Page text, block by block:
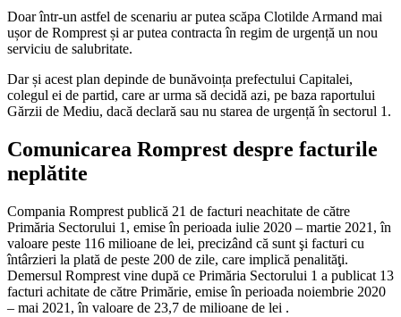
Doar într-un astfel de scenariu ar putea scăpa Clotilde Armand mai
ușor de Romprest și ar putea contracta în regim de urgență un nou
serviciu de salubritate.
Dar și acest plan depinde de bunăvoința prefectului Capitalei,
colegul ei de partid, care ar urma să decidă azi, pe baza raportului
Gărzii de Mediu, dacă declară sau nu starea de urgență în sectorul 1.
Comunicarea Romprest despre facturile
neplătite
Compania Romprest publică 21 de facturi neachitate de către
Primăria Sectorului 1, emise în perioada iulie 2020 – martie 2021, în
valoare peste 116 milioane de lei, precizând că sunt şi facturi cu
întârzieri la plată de peste 200 de zile, care implică penalităţi.
Demersul Romprest vine după ce Primăria Sectorului 1 a publicat 13
facturi achitate de către Primărie, emise în perioada noiembrie 2020
– mai 2021, în valoare de 23,7 de milioane de lei .